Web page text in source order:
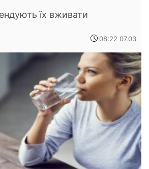
їх вживати
08:22 07.03